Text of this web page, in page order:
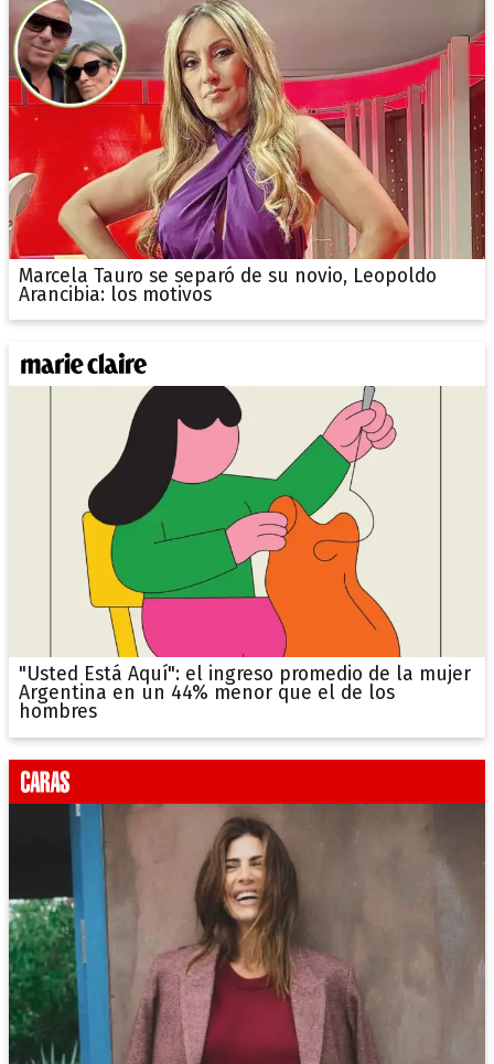
Marcela Tauro se separó de su novio, Leopoldo
Arancibia: los motivos
"Usted Está Aquí": el ingreso promedio de la mujer
Argentina en un 44% menor que el de los
hombres